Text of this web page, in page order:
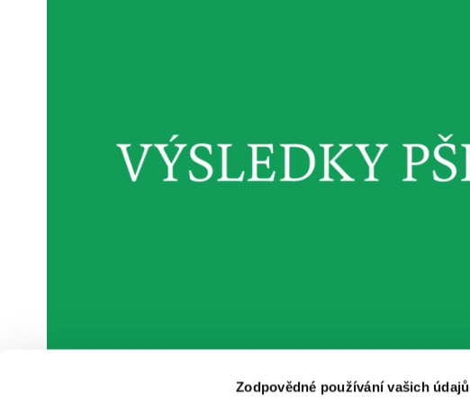
Zodpovědné používání vašich údajů